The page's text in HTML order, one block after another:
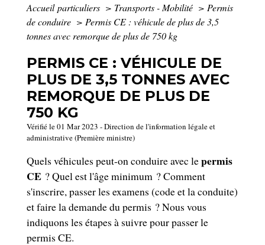
Accueil particuliers > Transports - Mobilité > Permis
de conduire > Permis CE : véhicule de plus de 3,5
tonnes avec remorque de plus de 750 kg
PERMIS CE : VÉHICULE DE
PLUS DE 3,5 TONNES AVEC
REMORQUE DE PLUS DE
750 KG
Vérifié le 01 Mar 2023 - Direction de l'information légale et
administrative (Première ministre)
Quels véhicules peut-on conduire avec lepermis
CE ? Quel est l'âge minimum ? Comment
s'inscrire, passer les examens (code et la conduite)
et faire la demande du permis ? Nous vous
indiquons les étapes à suivre pour passer le
permis CE.